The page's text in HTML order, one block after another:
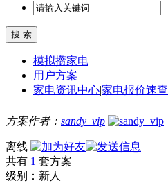
模拟攒家电
用户方案
家电资讯中心|家电报价速查
方案作者： sandy_vip
离线
共有 1 套方案
级别： 新人